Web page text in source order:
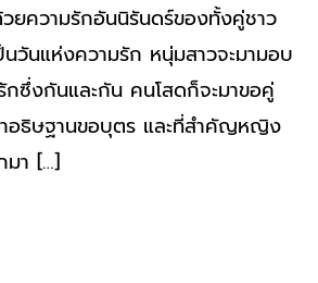
ยความรักอันนิรันดร์ของทั้งคู่ชาว
นวันแห่งความรัก หนุ่มสาวจะมามอบ
ซึ่งกันและกัน คนโสดก็จะมาขอคู่
อธิษฐานขอบุตร และที่สำคัญหญิง
มา […]